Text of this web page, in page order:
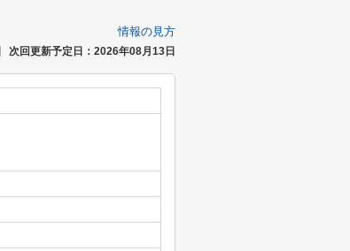
情報の見方
次回更新予定日：2026年08月13日